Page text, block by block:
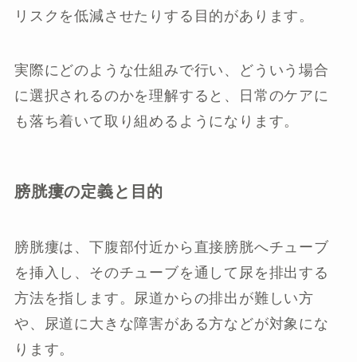
リスクを低減させたりする目的があります。
実際にどのような仕組みで行い、どういう場合
に選択されるのかを理解すると、日常のケアに
も落ち着いて取り組めるようになります。
膀胱瘻の定義と目的
膀胱瘻は、下腹部付近から直接膀胱へチューブ
を挿入し、そのチューブを通して尿を排出する
方法を指します。尿道からの排出が難しい方
や、尿道に大きな障害がある方などが対象にな
ります。